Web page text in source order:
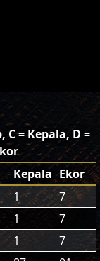
C = Kepala, D =
Kepala Ekor
1
7
1
7
1
7